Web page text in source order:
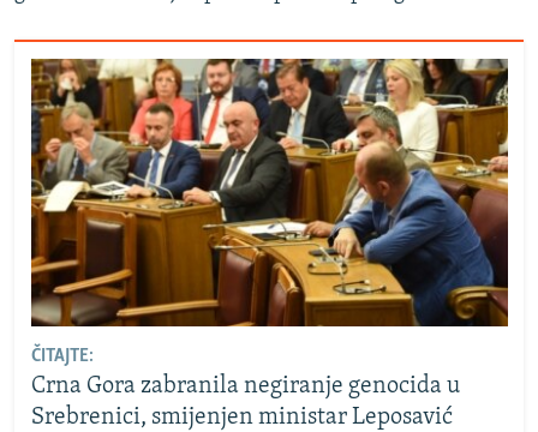
ČITAJTE:
Crna Gora zabranila negiranje genocida u
Srebrenici, smijenjen ministar Leposavić